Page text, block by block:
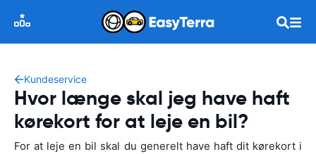
Kundeservice
Hvor længe skal jeg have haft
kørekort for at leje en bil?
For at leje en bil skal du generelt have haft dit kørekort i